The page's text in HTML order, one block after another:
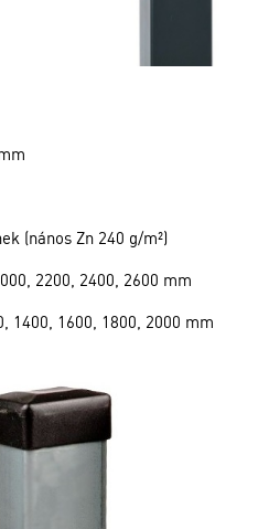
(nános Zn 240 g/m²)
2200, 2400, 2600 mm
1400, 1600, 1800, 2000 mm